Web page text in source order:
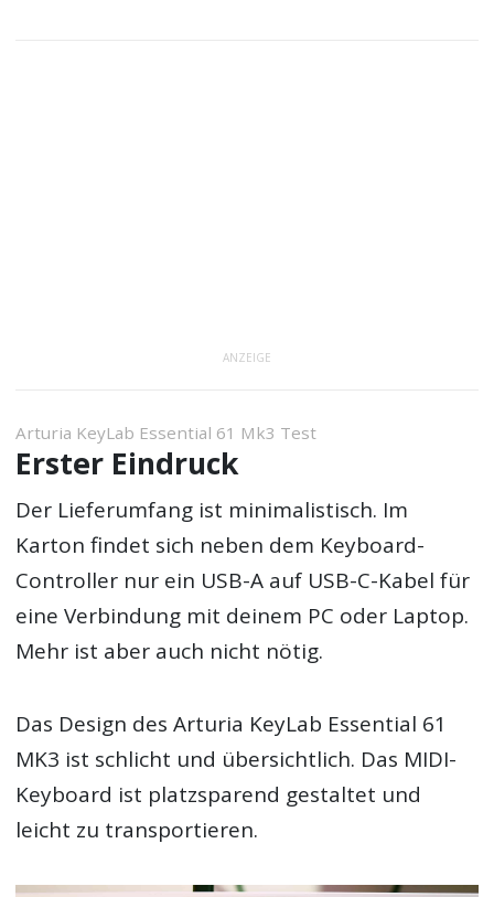
ANZEIGE
Arturia KeyLab Essential 61 Mk3 Test
Erster Eindruck
Der Lieferumfang ist minimalistisch. Im
Karton findet sich neben dem Keyboard-
Controller nur ein USB-A auf USB-C-Kabel für
eine Verbindung mit deinem PC oder Laptop.
Mehr ist aber auch nicht nötig.
Das Design des Arturia KeyLab Essential 61
MK3 ist schlicht und übersichtlich. Das MIDI-
Keyboard ist platzsparend gestaltet und
leicht zu transportieren.